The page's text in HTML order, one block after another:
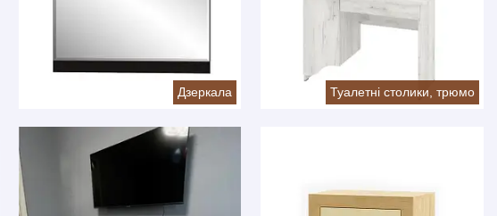
Дзеркала Туалетні столики, трюмо